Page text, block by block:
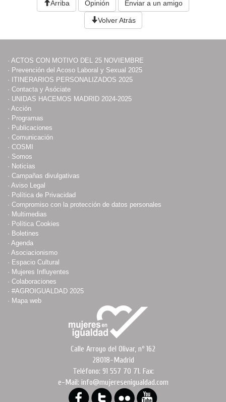
Arriba Opinión Enviar a un amigo
Volver Atrás
· ACTOS CON MOTIVO DEL 25 NOVIEMBRE
· Prevención del Acoso Laboral y Sexual 2025
· ITINERARIOS PERSONALIZADOS 2025
· Contacta y Asóciate
· UNIDAS HACEMOS MADRID 2024-2025
· Acción
· Programas
· Publicaciones
· Comunicación
· COSMI
· Somos
· Noticias
· Campañas divulgativas
· Aviso Legal
· Política de Privacidad
· Compromiso con la protección de datos personales
· Multimedias
· Política Cookies
· Boletines
· Agenda
· Asociacionismo
· Espacio Cultural
· Mujeres Influyentes
· Colaboraciones
· #AGROIGUALDAD 2025
· Mapa web
Calle Arroyo del Olivar, nº 162
28018-Madrid
Teléfono: 91 557 70 71. Fax:
e-Mail: info@mujeresenigualdad.com